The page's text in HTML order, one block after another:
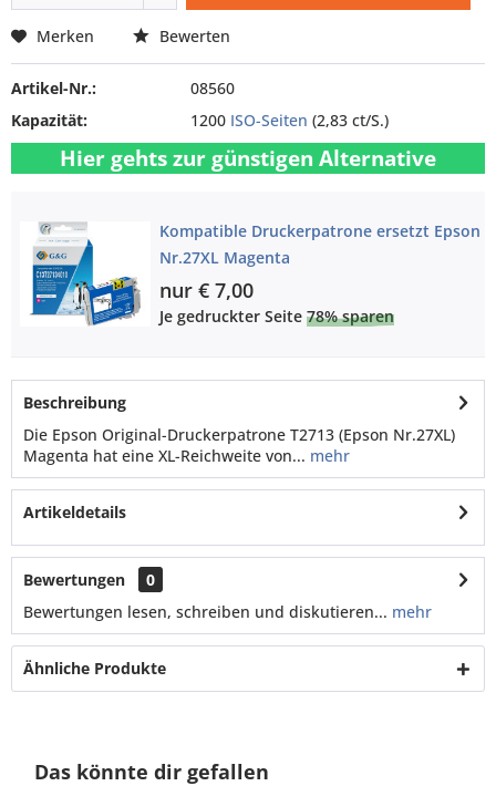
Merken Bewerten
Artikel-Nr.:
08560
Kapazität:
1200 ISO-Seiten (2,83 ct/S.)
Hier gehts zur günstigen Alternative
Kompatible Druckerpatrone ersetzt Epson
Nr.27XL Magenta
nur € 7,00
Je gedruckter Seite78% sparen
Beschreibung
Die Epson Original-Druckerpatrone T2713 (Epson Nr.27XL)
Magenta hat eine XL-Reichweite von... mehr
Artikeldetails
Bewertungen
0
Bewertungen lesen, schreiben und diskutieren... mehr
Ähnliche Produkte
Das könnte dir gefallen